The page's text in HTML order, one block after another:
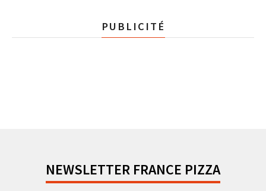
PUBLICITÉ
NEWSLETTER FRANCE PIZZA